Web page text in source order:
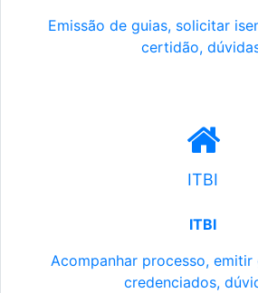
Emissão de guias, solicitar
certidão,
ITBI
ITBI
Acompanhar processo,
credenciados,